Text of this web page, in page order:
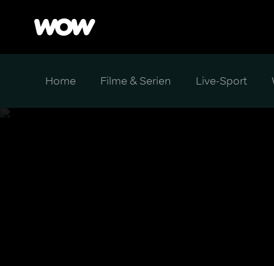
Home Filme & Serien Live-Sport